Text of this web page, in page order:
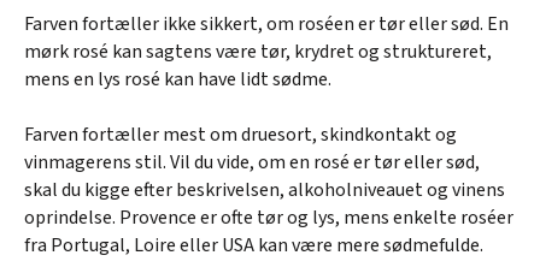
Farven fortæller ikke sikkert, om roséen er tør eller sød. En
mørk rosé kan sagtens være tør, krydret og struktureret,
mens en lys rosé kan have lidt sødme.
Farven fortæller mest om druesort, skindkontakt og
vinmagerens stil. Vil du vide, om en rosé er tør eller sød,
skal du kigge efter beskrivelsen, alkoholniveauet og vinens
oprindelse. Provence er ofte tør og lys, mens enkelte roséer
fra Portugal, Loire eller USA kan være mere sødmefulde.